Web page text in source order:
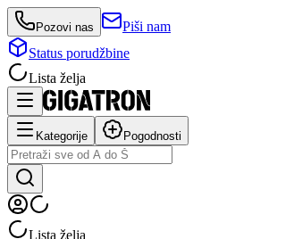
Pozovi nas
Piši nam
Status porudžbine
Lista želja
Kategorije Pogodnosti
Lista želja